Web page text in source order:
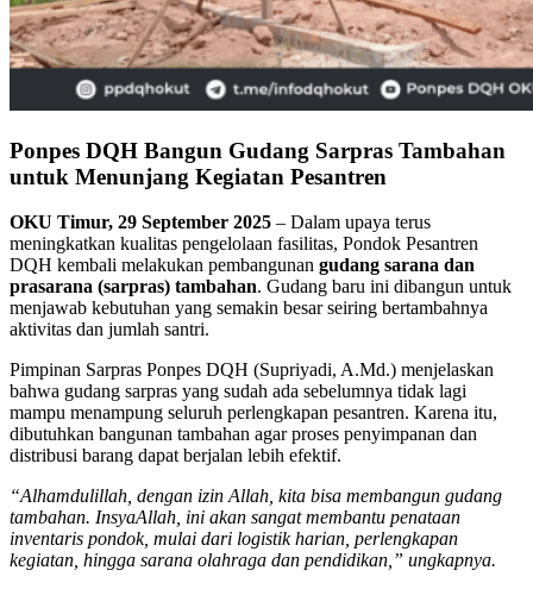
Ponpes DQH Bangun Gudang Sarpras Tambahan
untuk Menunjang Kegiatan Pesantren
OKU Timur, 29 September 2025 – Dalam upaya terus
meningkatkan kualitas pengelolaan fasilitas, Pondok Pesantren
DQH kembali melakukan pembangunangudang sarana dan
prasarana (sarpras) tambahan. Gudang baru ini dibangun untuk
menjawab kebutuhan yang semakin besar seiring bertambahnya
Pimpinan Sarpras Ponpes DQH (Supriyadi, A.Md.) menjelaskan
bahwa gudang sarpras yang sudah ada sebelumnya tidak lagi
mampu menampung seluruh perlengkapan pesantren. Karena itu,
dibutuhkan bangunan tambahan agar proses penyimpanan dan
“Alhamdulillah, dengan izin Allah, kita bisa membangun gudang
tambahan. InsyaAllah, ini akan sangat membantu penataan
inventaris pondok, mulai dari logistik harian, perlengkapan